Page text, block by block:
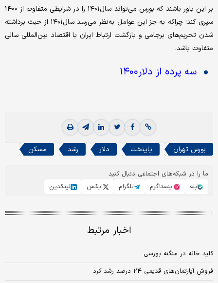
بر این باور باشند که بورس می‌‌‌‌‌‌تواند سال‌۱۴۰۱ را در شرایطی متفاوت از ۱۴۰۰
سپری کند؛ چرا‌که به جز این عوامل به‌نظر می‌‌‌‌‌‌رسد سال‌۱۴۰۱ از حیث برداشته
شدن تحریم‌‌‌‌‌‌های برجامی و بازگشت ارتباط ایران با اقتصاد بین‌‌‌‌‌‌المللی سالی
متفاوت باشد.
سه پرده از دلار۱۴۰۰
بورس تهران پایتخت دلار رشد مسکن
ما را در شبکه‌های اجتماعی دنبال کنید
بله
اینستاگرم تلگرام ایکس لینکدین
اخبار مرتبط
کلید خانه در منگنه بورسی
فروش آپارتمان‌های قدیمی ۲۴ درصد رشد کرد